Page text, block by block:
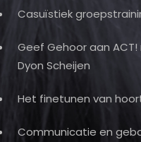
Casuïstiek
Geef Gehoor aan
Dyon Scheijen
Het finetunen van
Communicatie en